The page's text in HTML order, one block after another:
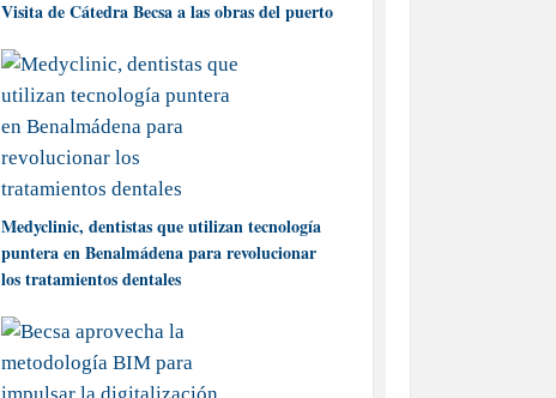
Visita de Cátedra Becsa a las obras del puerto
Medyclinic, dentistas que utilizan tecnología
puntera en Benalmádena para revolucionar
los tratamientos dentales